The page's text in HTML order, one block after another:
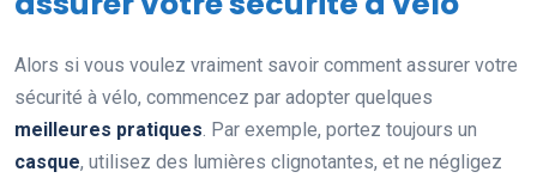
Alors si vous voulez vraiment savoir comment assurer votre
sécurité à vélo, commencez par adopter quelques
meilleures pratiques. Par exemple, portez toujours un
casque, utilisez des lumières clignotantes, et ne négligez